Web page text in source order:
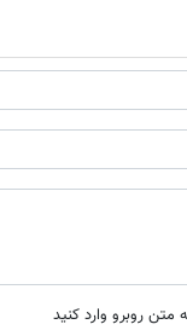
متن روبرو وارد کنید